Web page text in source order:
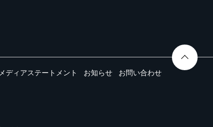
メディアステートメント お知らせ お問い合わせ